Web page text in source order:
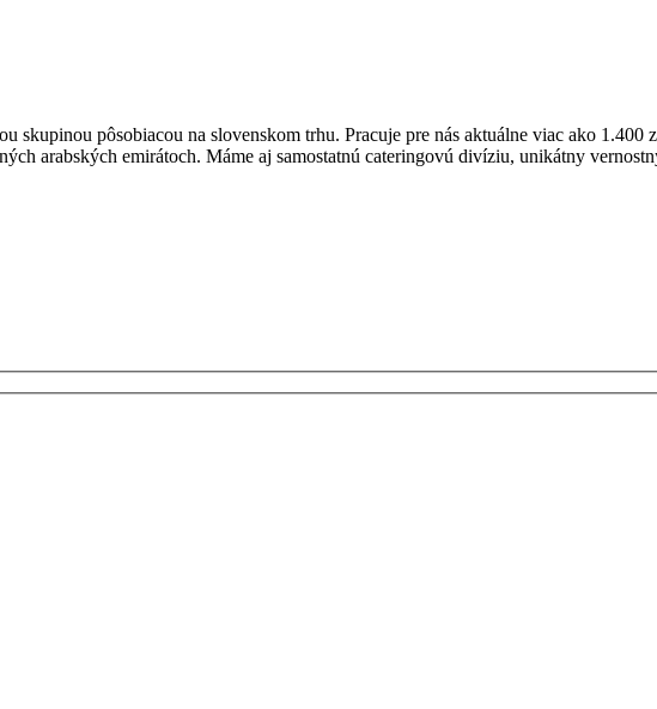
pôsobiacou na slovenskom trhu. Pracuje pre nás aktuálne viac ako 1.400
arabských emirátoch. Máme aj samostatnú cateringovú divíziu, unikátny